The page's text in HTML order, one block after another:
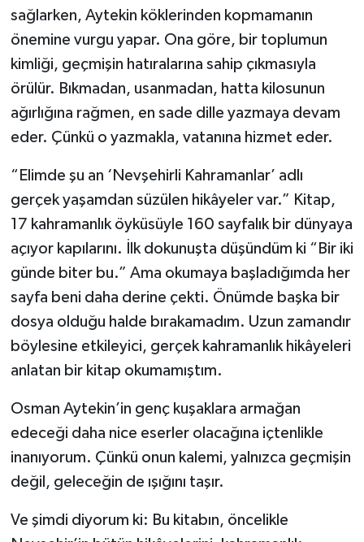
sağlarken, Aytekin köklerinden kopmamanın
önemine vurgu yapar. Ona göre, bir toplumun
kimliği, geçmişin hatıralarına sahip çıkmasıyla
örülür. Bıkmadan, usanmadan, hatta kilosunun
ağırlığına rağmen, en sade dille yazmaya devam
eder. Çünkü o yazmakla, vatanına hizmet eder.
“Elimde şu an ‘Nevşehirli Kahramanlar’ adlı
gerçek yaşamdan süzülen hikâyeler var.” Kitap,
17 kahramanlık öyküsüyle 160 sayfalık bir dünyaya
açıyor kapılarını. İlk dokunuşta düşündüm ki “Bir iki
günde biter bu.” Ama okumaya başladığımda her
sayfa beni daha derine çekti. Önümde başka bir
dosya olduğu halde bırakamadım. Uzun zamandır
böylesine etkileyici, gerçek kahramanlık hikâyeleri
anlatan bir kitap okumamıştım.
Osman Aytekin’in genç kuşaklara armağan
edeceği daha nice eserler olacağına içtenlikle
inanıyorum. Çünkü onun kalemi, yalnızca geçmişin
değil, geleceğin de ışığını taşır.
Ve şimdi diyorum ki: Bu kitabın, öncelikle